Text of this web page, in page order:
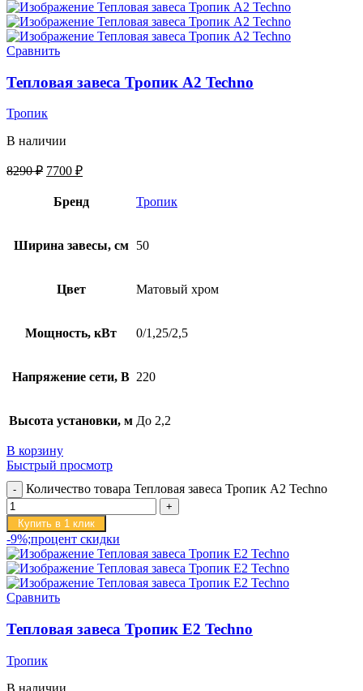
Сравнить
Тепловая завеса Тропик А2 Techno
Тропик
В наличии
8290₽ 7700 ₽
Бренд Тропик
Ширина завесы, см 50
Цвет Матовый хром
Мощность, кВт 0/1,25/2,5
Напряжение сети, В 220
Высота установки, м До 2,2
В корзину
Быстрый просмотр
Количество товара Тепловая завеса Тропик А2 Techno
Купить в 1 клик
-9%;процент скидки
Сравнить
Тепловая завеса Тропик E2 Techno
Тропик
В наличии